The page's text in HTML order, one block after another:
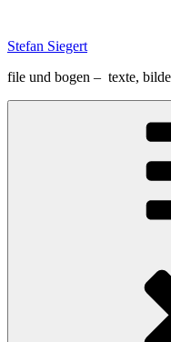
springen
Stefan Siegert
file und bogen – texte,